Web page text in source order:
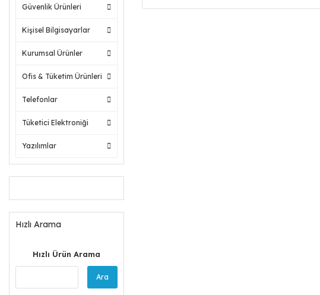
Güvenlik Ürünleri
Kişisel Bilgisayarlar
Kurumsal Ürünler
Ofis & Tüketim Ürünleri
Telefonlar
Tüketici Elektroniği
Yazılımlar
Hızlı Arama
Hızlı Ürün Arama
Ara